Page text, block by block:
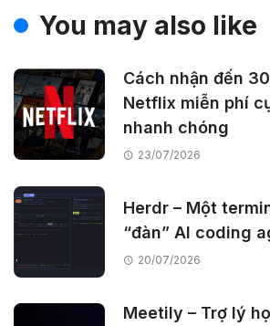
You may also like
Cách nhận đến
Netflix miễn phí
nhanh chóng
23/07/2026
Herdr – Một
“đàn” AI coding
20/07/2026
Meetily – Trợ lý